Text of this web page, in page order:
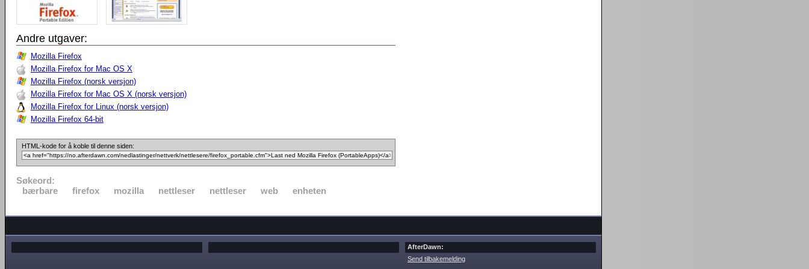
Andre utgaver:
Mozilla Firefox
Mozilla Firefox for Mac OS X
Mozilla Firefox (norsk versjon)
Mozilla Firefox for Mac OS X (norsk versjon)
Mozilla Firefox for Linux (norsk versjon)
Mozilla Firefox 64-bit
HTML-kode for å koble til denne siden:
Søkeord:
bærbare
firefox mozilla nettleser nettleser web enheten
AfterDawn:
Send tilbakemelding